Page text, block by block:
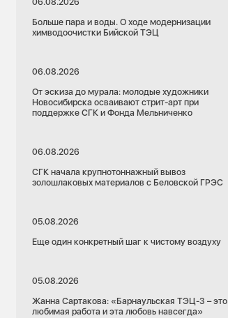
Больше пара и воды. О ходе модернизации
химводоочистки Бийской ТЭЦ
06.08.2026
От эскиза до мурала: молодые художники
Новосибирска осваивают стрит-арт при
поддержке СГК и Фонда Мельниченко
06.08.2026
СГК начала крупнотоннажный вывоз
золошлаковых материалов с Беловской ГРЭС
05.08.2026
Еще один конкретный шаг к чистому воздуху
05.08.2026
Жанна Сартакова: «Барнаульская ТЭЦ-3 – это
любимая работа и эта любовь навсегда»